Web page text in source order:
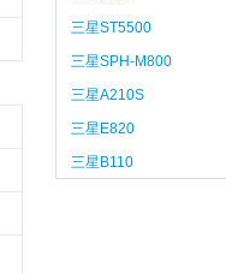
三星ST5500
三星SPH-M800
三星A210S
三星E820
三星B110